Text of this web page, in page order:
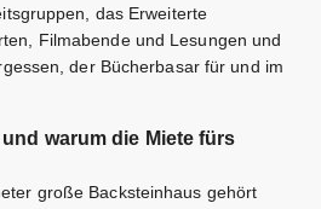
das Erweiterte
Filmabende und Lesungen und
der Bücherbasar für und im
warum die Miete fürs
große Backsteinhaus gehört